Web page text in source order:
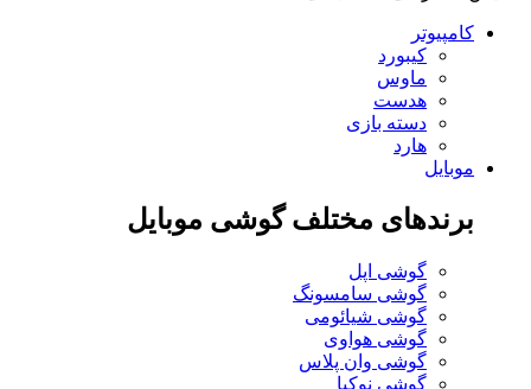
کامپیوتر
کیبورد
ماوس
هدست
دسته بازی
هارد
موبایل
برندهای مختلف گوشی موبایل
گوشی اپل
گوشی سامسونگ
گوشی شیائومی
گوشی هواوی
گوشی وان پلاس
گوشی نوکیا